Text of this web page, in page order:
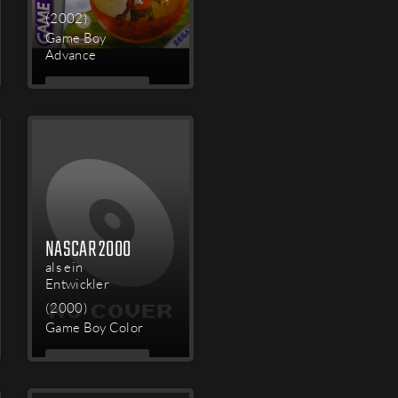
(2002)
Game Boy
Advance
MEHR
NASCAR 2000
als ein
Entwickler
(2000)
Game Boy Color
MEHR